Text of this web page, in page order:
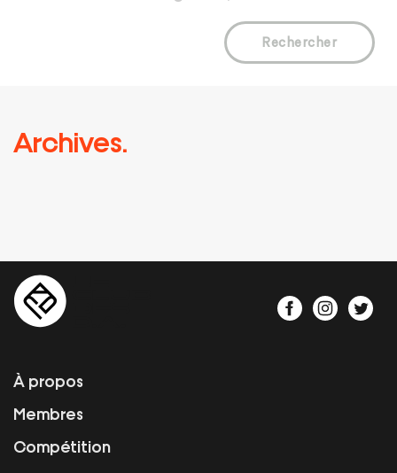
Rechercher
Archives.
À propos
Membres
Compétition